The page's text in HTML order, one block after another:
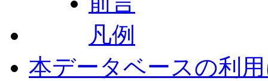
凡例
本データベースの利